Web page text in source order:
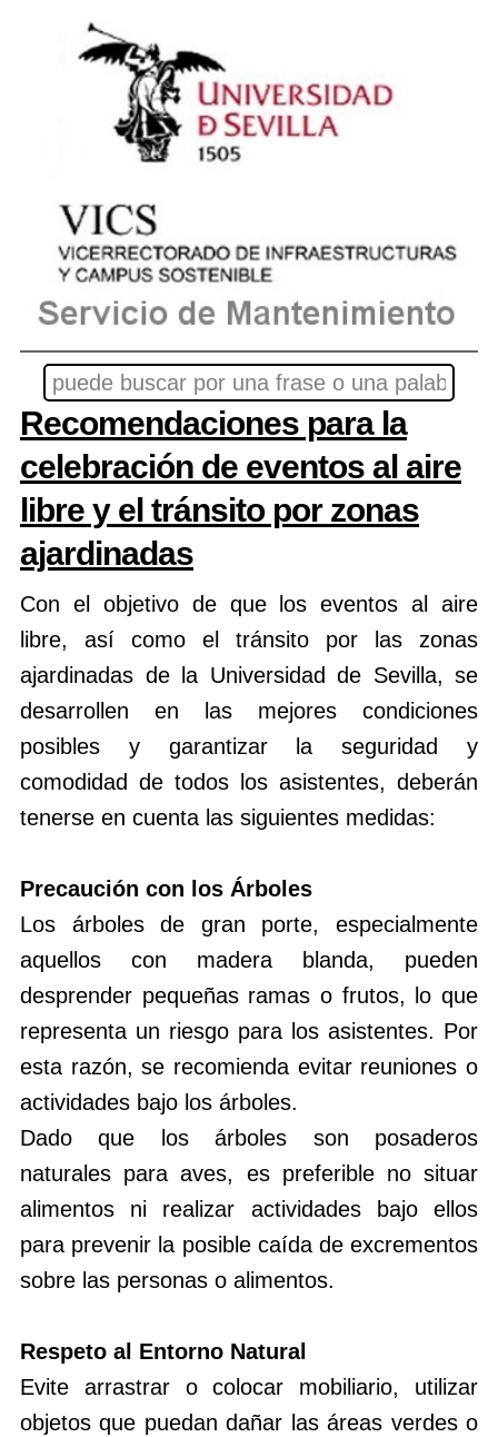
Recomendaciones para la
celebración de eventos al aire
libre y el tránsito por zonas
ajardinadas
Con el objetivo de que los eventos al aire
libre, así como el tránsito por las zonas
ajardinadas de la Universidad de Sevilla, se
desarrollen en las mejores condiciones
posibles y garantizar la seguridad y
comodidad de todos los asistentes, deberán
tenerse en cuenta las siguientes medidas:
Precaución con los Árboles
Los árboles de gran porte, especialmente
aquellos con madera blanda, pueden
desprender pequeñas ramas o frutos, lo que
representa un riesgo para los asistentes. Por
esta razón, se recomienda evitar reuniones o
actividades bajo los árboles.
Dado que los árboles son posaderos
naturales para aves, es preferible no situar
alimentos ni realizar actividades bajo ellos
para prevenir la posible caída de excrementos
sobre las personas o alimentos.
Respeto al Entorno Natural
Evite arrastrar o colocar mobiliario, utilizar
objetos que puedan dañar las áreas verdes o